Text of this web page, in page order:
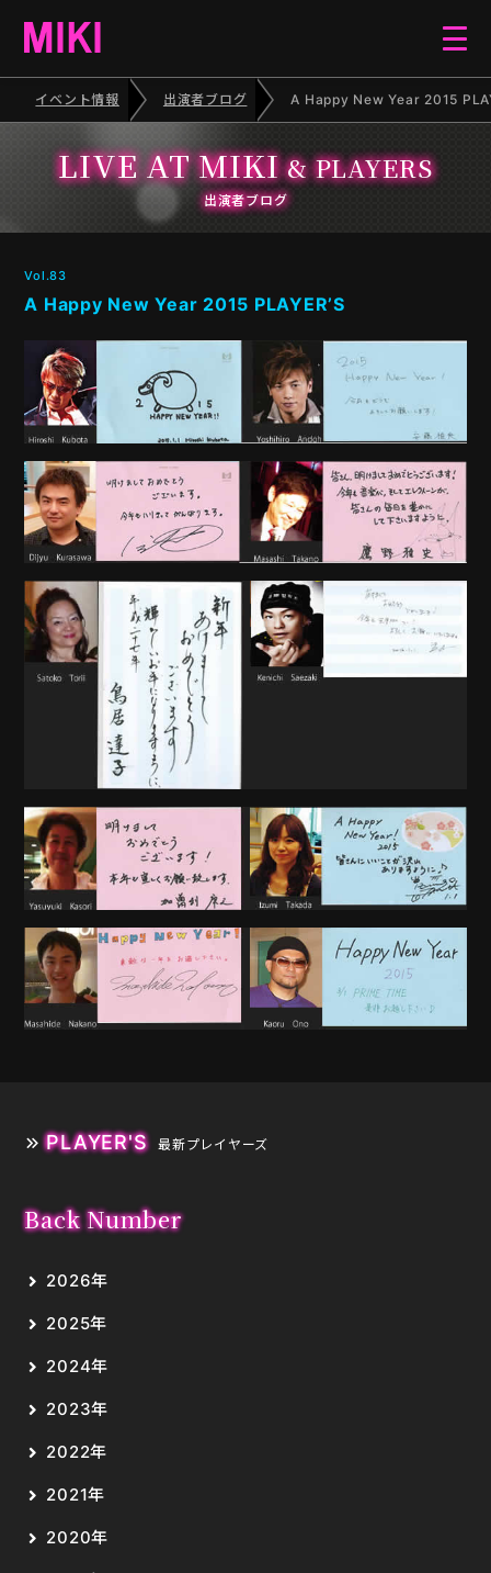
ELECTONE CONCERT
PIANO RECITAL
MOVIE
PLAYERS
イベント情報 出演者ブログ A Happy New Year 2015
LIVE AT MIKI& PLAYERS
出演者ブログ
Vol.83
A Happy New Year 2015 PLAYER’S
PLAYER'S 最新プレイヤーズ
Back Number
2026年
2025年
2024年
2023年
2022年
2021年
2020年